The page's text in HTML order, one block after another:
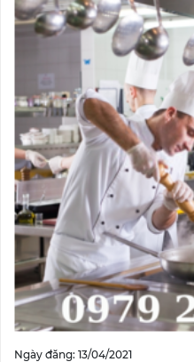
Ngày đăng: 13/04/2021